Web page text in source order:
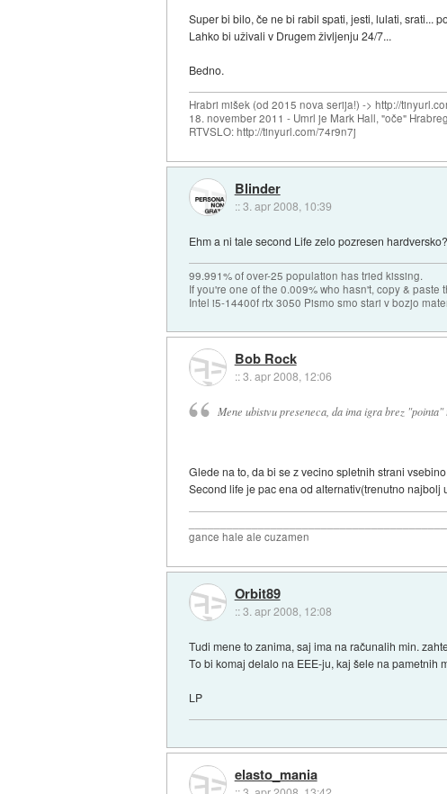
Super bi bilo, če ne bi rabil spati, jesti, lulati, srati...
Lahko bi uživali v Drugem življenju 24/7...
Bedno.
Hrabri mišek (od 2015 nova serija!) -> http://
18. november 2011 - Umrl je Mark Hall, "oče"
RTVSLO: http://tinyurl.com/74r9n7j
Blinder
::3. apr 2008, 10:39
Ehm a ni tale second Life zelo pozresen
99.991% of over-25 population has tried kissing.
If you're one of the 0.009% who hasn't, copy & paste
Intel i5-14400f rtx 3050 Pismo smo stari v bozjo
Bob Rock
::3. apr 2008, 12:06
Mene ubistvu preseneca, da ima igra brez "pointa"
Glede na to, da bi se z vecino spletnih strani
Second life je pac ena od alternativ(trenutno najbolj
gance hale ale cuzamen
Orbit89
::3. apr 2008, 12:08
Tudi mene to zanima, saj ima na računalih min.
To bi komaj delalo na EEE-ju, kaj šele na pametnih
LP
elasto_mania